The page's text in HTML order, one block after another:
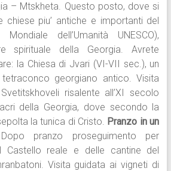
– Mtskheta. Questo posto, dove si
chiese piu’ antiche e importanti del
dell’Umanità UNESCO),
spirituale della Georgia. Avrete
la Chiesa di Jvari (VI-VII sec.), un
georgiano antico. Visita
risalente all’XI secolo
della Georgia, dove secondo la
la tunica di Cristo. Pranzo in un
pranzo proseguimento per
Castello reale e delle cantine del
Visita guidata ai vigneti di